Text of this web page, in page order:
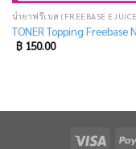
น้ำยาฟรีเบส (FREEBASE
TONER Topping Freebase
฿150.00